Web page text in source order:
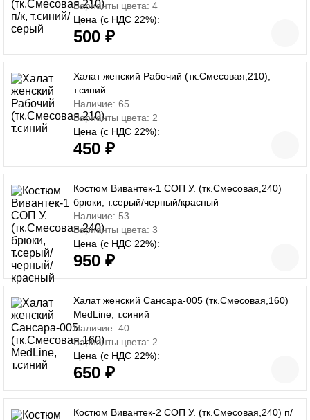
Варианты цвета: 4
Цена (с НДС 22%):
500 ₽
Халат женский Рабочий (тк.Смесовая,210),
т.синий
Наличие: 65
Варианты цвета: 2
Цена (с НДС 22%):
450 ₽
Костюм Вивантек-1 СОП У. (тк.Смесовая,240)
брюки, т.серый/черный/красный
Наличие: 53
Варианты цвета: 3
Цена (с НДС 22%):
950 ₽
Халат женский Сансара-005 (тк.Смесовая,160)
MedLine, т.синий
Наличие: 40
Варианты цвета: 2
Цена (с НДС 22%):
650 ₽
Костюм Вивантек-2 СОП У. (тк.Смесовая,240) п/